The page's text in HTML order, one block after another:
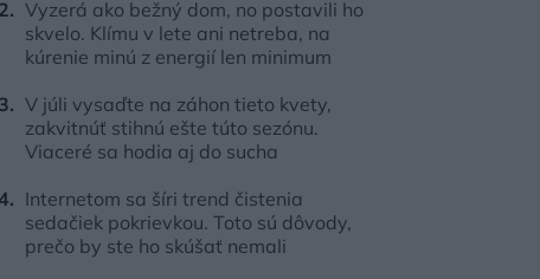
Vyzerá ako bežný dom, no postavili ho
skvelo. Klímu v lete ani netreba, na
kúrenie minú z energií len minimum
V júli vysaďte na záhon tieto kvety,
zakvitnúť stihnú ešte túto sezónu.
Viaceré sa hodia aj do sucha
Internetom sa šíri trend čistenia
sedačiek pokrievkou. Toto sú dôvody,
prečo by ste ho skúšať nemali